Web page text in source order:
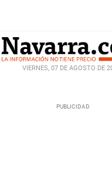
VIERNES, 07 DE AGOSTO DE